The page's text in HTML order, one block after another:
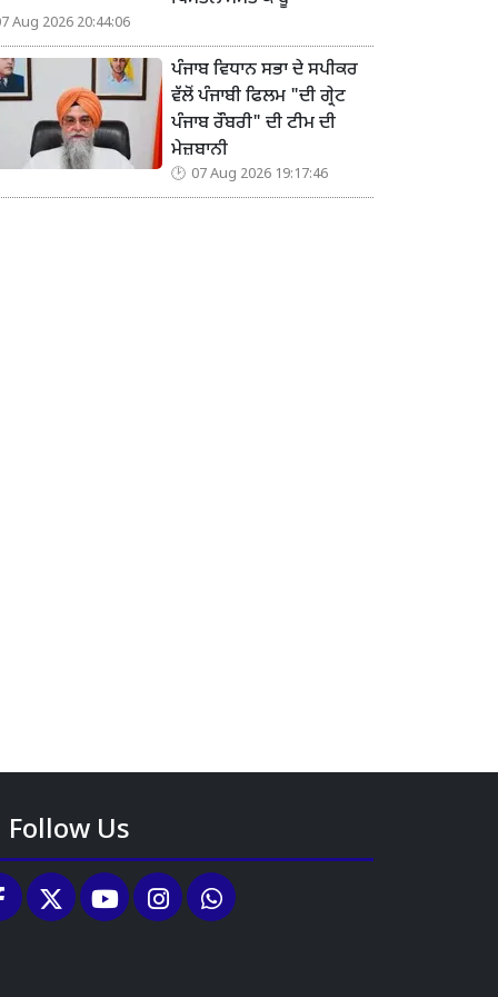
Aug 2026 20:44:06
ਪੰਜਾਬ ਵਿਧਾਨ ਸਭਾ ਦੇ ਸਪੀਕਰ
ਵੱਲੋਂ ਪੰਜਾਬੀ ਫਿਲਮ "ਦੀ ਗ੍ਰੇਟ
ਪੰਜਾਬ ਰੌਬਰੀ" ਦੀ ਟੀਮ ਦੀ
ਮੇਜ਼ਬਾਨੀ
07 Aug 2026 19:17:46
Follow Us